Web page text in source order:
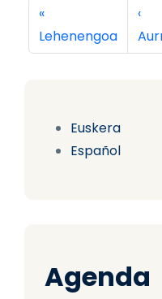
Euskera
Español
Agenda
Pagination
First page
«
Lehenengoa
‹